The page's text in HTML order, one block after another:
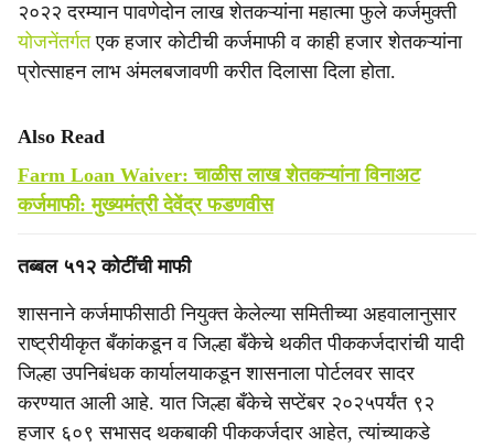
२०२२ दरम्यान पावणेदोन लाख शेतकऱ्यांना महात्मा फुले कर्जमुक्ती
योजनेंतर्गतएक हजार कोटीची कर्जमाफी व काही हजार शेतकऱ्यांना
प्रोत्साहन लाभ अंमलबजावणी करीत दिलासा दिला होता.
Also Read
Farm Loan Waiver: चाळीस लाख शेतकऱ्यांना विनाअट
कर्जमाफी: मुख्यमंत्री देवेंद्र फडणवीस
तब्बल ५१२ कोटींची माफी
शासनाने कर्जमाफीसाठी नियुक्त केलेल्या समितीच्या अहवालानुसार
राष्ट्रीयीकृत बँकांकडून व जिल्हा बँकेचे थकीत पीककर्जदारांची यादी
जिल्हा उपनिबंधक कार्यालयाकडून शासनाला पोर्टलवर सादर
करण्यात आली आहे. यात जिल्हा बँकेचे सप्टेंबर २०२५पर्यंत ९२
हजार ६०९ सभासद थकबाकी पीककर्जदार आहेत, त्यांच्याकडे